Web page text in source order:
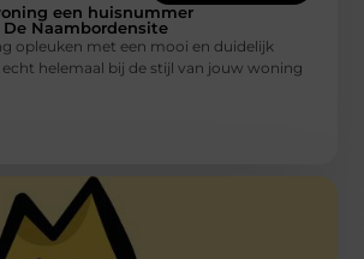
een huisnummer
Naambordensite
opleuken met een mooi en duidelijk
helemaal bij de stijl van jouw woning